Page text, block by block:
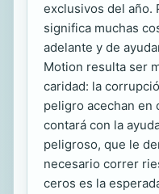
exclusivos del año.
significa muchas
adelante y de
Motion resulta ser
caridad: la
peligro acechan en
contará con la
peligroso, que le
necesario correr
ceros es la